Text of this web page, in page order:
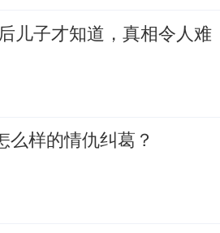
儿子才知道，真相令人难
村头 究竟是怎么样的情仇纠葛？